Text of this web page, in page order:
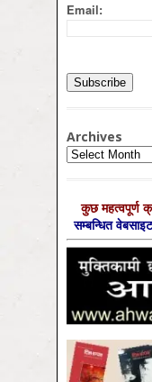
Email:
Archives
Archives
कुछ महत्‍वपूर्ण
सम्‍बन्धित